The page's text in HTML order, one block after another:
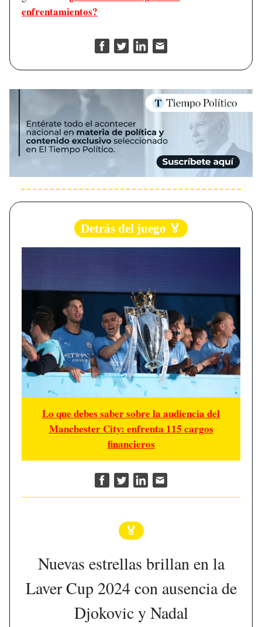
enfrentamientos?
Detrás del juego 🏅
Lo que debes saber sobre la audiencia del
Manchester City: enfrenta 115 cargos
financieros
🏅
Nuevas estrellas brillan en la
Laver Cup 2024 con ausencia de
Djokovic y Nadal